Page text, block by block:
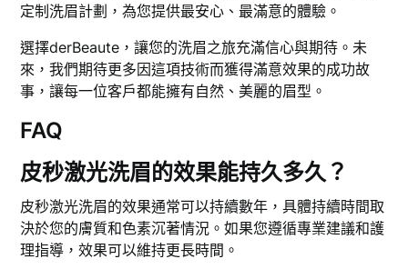
定制洗眉計劃，為您提供最安心、最滿意的體驗。
選擇derBeaute，讓您的洗眉之旅充滿信心與期待。未
來，我們期待更多因這項技術而獲得滿意效果的成功故
事，讓每一位客戶都能擁有自然、美麗的眉型。
FAQ
皮秒激光洗眉的效果能持久多久？
皮秒激光洗眉的效果通常可以持續數年，具體持續時間取
決於您的膚質和色素沉著情況。如果您遵循專業建議和護
理指導，效果可以維持更長時間。